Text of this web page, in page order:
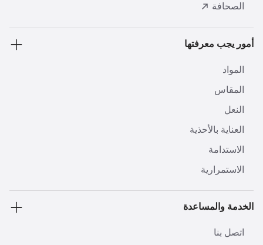
الصحافة
أمور يجب معرفتها
المواد
المقاس
النعل
العناية بالأحذية
الاستدامة
الاستمرارية
الخدمة والمساعدة
اتصل بنا